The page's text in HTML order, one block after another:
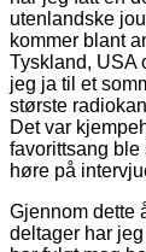
utenlandske
kommer blant
Tyskland, USA
jeg ja til et
største
Det var
favorittsang ble
høre på
Gjennom dette
deltager har